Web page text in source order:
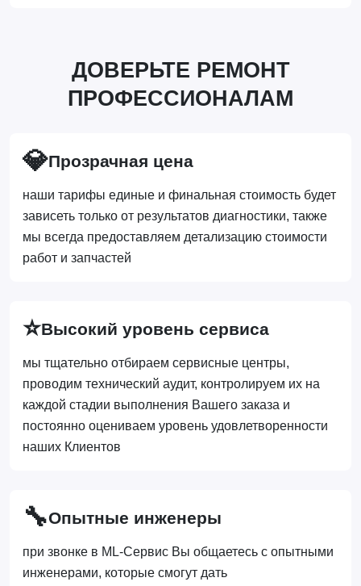
ДОВЕРЬТЕ РЕМОНТ
ПРОФЕССИОНАЛАМ
💎Прозрачная цена
наши тарифы единые и финальная стоимость будет
зависеть только от результатов диагностики, также
мы всегда предоставляем детализацию стоимости
работ и запчастей
⭐Высокий уровень сервиса
мы тщательно отбираем сервисные центры,
проводим технический аудит, контролируем их на
каждой стадии выполнения Вашего заказа и
постоянно оцениваем уровень удовлетворенности
наших Клиентов
🔧Опытные инженеры
при звонке в ML-Сервис Вы общаетесь с опытными
инженерами, которые смогут дать